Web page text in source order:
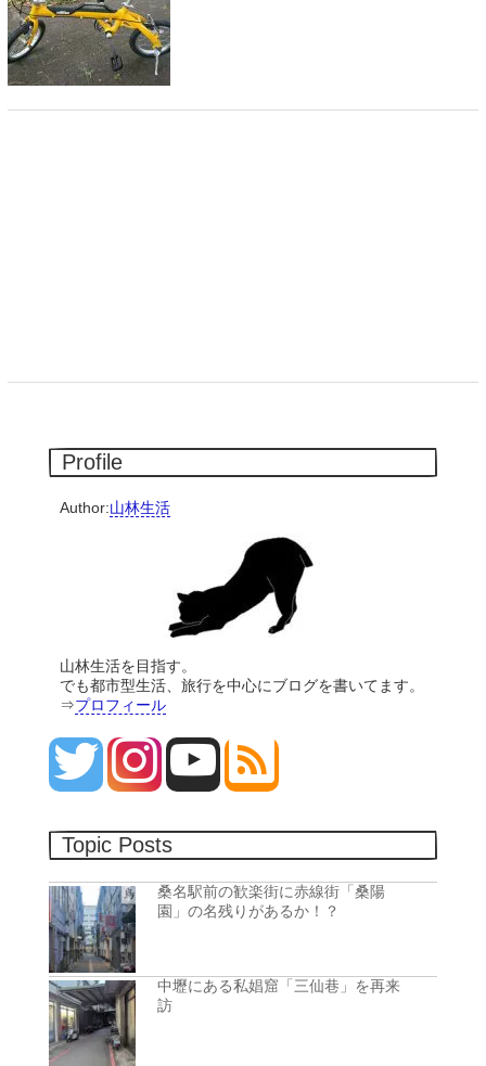
Profile
Author:山林生活
山林生活を目指す。
でも都市型生活、旅行を中心にブログを書いてます。
⇒プロフィール
Topic Posts
桑名駅前の歓楽街に赤線街「桑陽
園」の名残りがあるか！？
中壢にある私娼窟「三仙巷」を再来
訪